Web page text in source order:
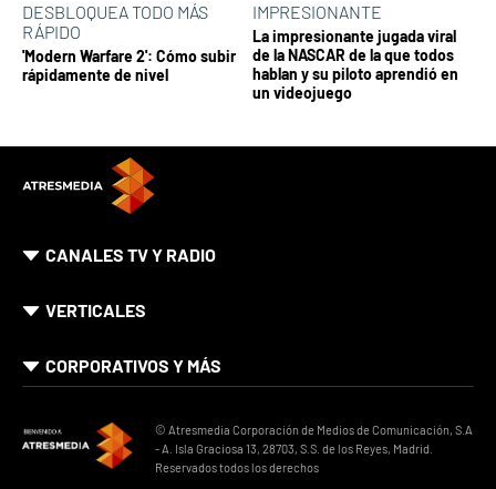
DESBLOQUEA TODO MÁS
RÁPIDO
'Modern Warfare 2': Cómo subir
rápidamente de nivel
IMPRESIONANTE
La impresionante jugada viral
de la NASCAR de la que todos
hablan y su piloto aprendió en
un videojuego
CANALES TV Y RADIO
VERTICALES
CORPORATIVOS Y MÁS
© Atresmedia Corporación de Medios de Comunicación, S.A
- A. Isla Graciosa 13, 28703, S.S. de los Reyes, Madrid.
Reservados todos los derechos